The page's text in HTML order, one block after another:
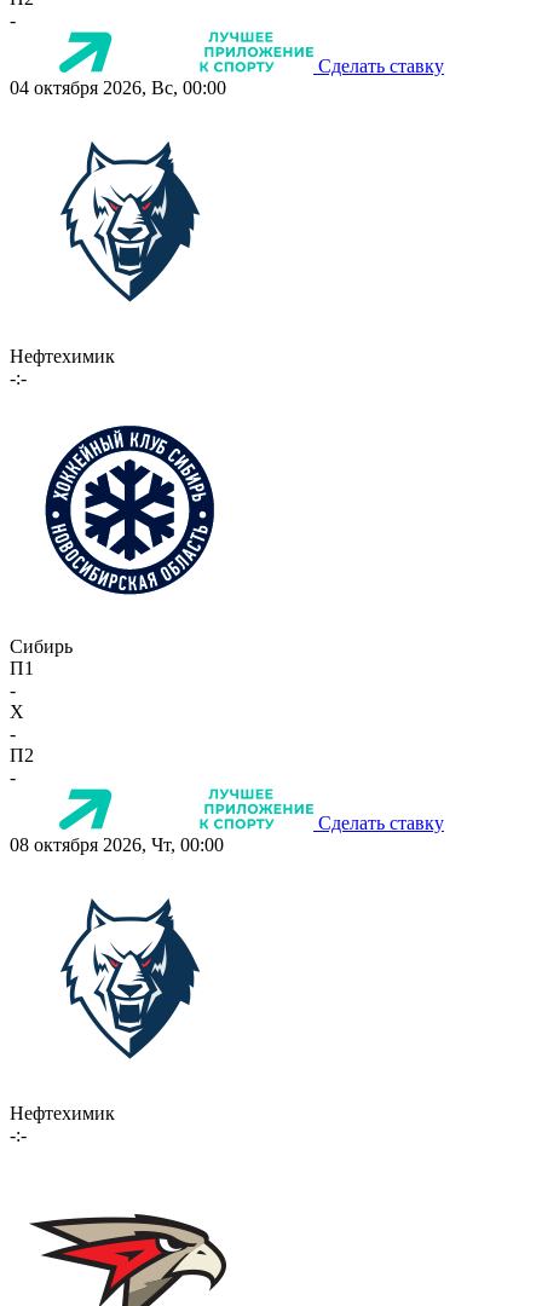
-
Сделать ставку
04 октября 2026, Вс, 00:00
Нефтехимик
-:-
Сибирь
П1
-
X
-
П2
-
Сделать ставку
08 октября 2026, Чт, 00:00
Нефтехимик
-:-